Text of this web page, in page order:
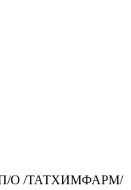
П/О /ТАТХИМФАРМ/